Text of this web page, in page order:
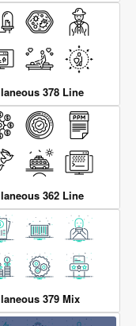
378 Line
362 Line
379 Mix